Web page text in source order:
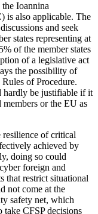
Ioannina
is also applicable. The
and seek
states repre­senting at
of the member states
of a legislative act
the possibility of
of Procedure.
hardly be justi­fiable if it
or the EU as
resilience of critical
achieved by
doing so could
foreign and
that restrict situational
not come at the
safety net, which
take CFSP decisions